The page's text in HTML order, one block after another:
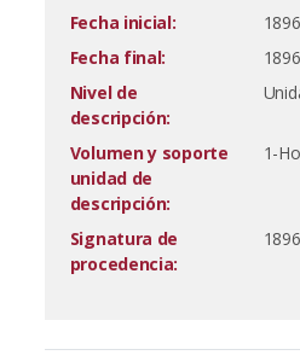
Fecha inicial:
1896
Fecha final:
1896
Nivel de
descripción:
Volumen y soporte
unidad de
descripción:
1-
Signatura de
procedencia:
1896